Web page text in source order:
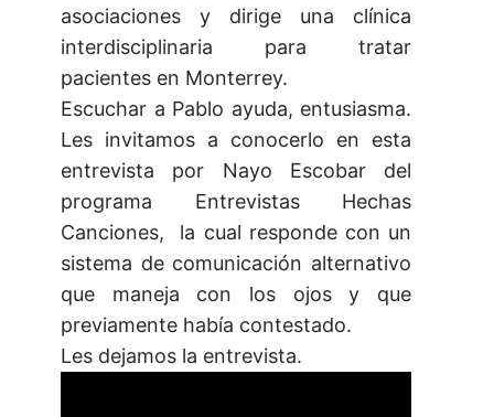
asociaciones y dirige una clínica
interdisciplinaria para tratar
pacientes en Monterrey.
Escuchar a Pablo ayuda, entusiasma.
Les invitamos a conocerlo en esta
entrevista por Nayo Escobar del
programa Entrevistas Hechas
Canciones, la cual responde con un
sistema de comunicación alternativo
que maneja con los ojos y que
previamente había contestado.
Les dejamos la entrevista.